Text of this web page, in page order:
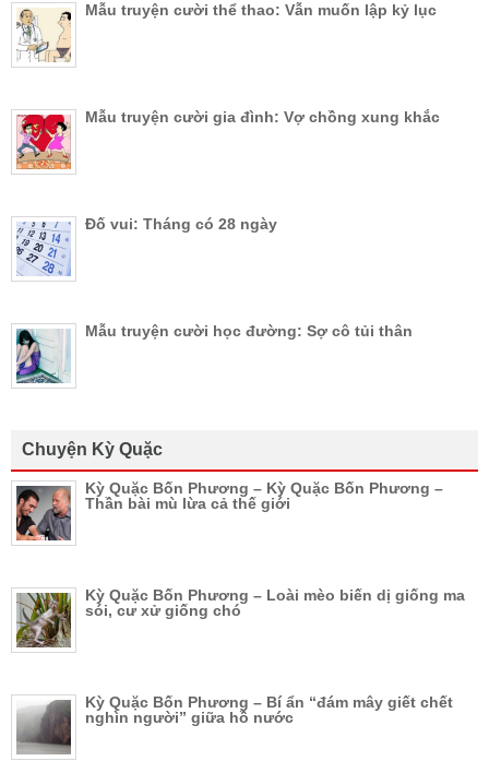
Mẫu truyện cười thể thao: Vẫn muốn lập kỷ lục
Mẫu truyện cười gia đình: Vợ chồng xung khắc
Đố vui: Tháng có 28 ngày
Mẫu truyện cười học đường: Sợ cô tủi thân
Chuyện Kỳ Quặc
Kỳ Quặc Bốn Phương – Kỳ Quặc Bốn Phương –
Thần bài mù lừa cả thế giới
Kỳ Quặc Bốn Phương – Loài mèo biến dị giống ma
sói, cư xử giống chó
Kỳ Quặc Bốn Phương – Bí ẩn “đám mây giết chết
nghìn người” giữa hồ nước